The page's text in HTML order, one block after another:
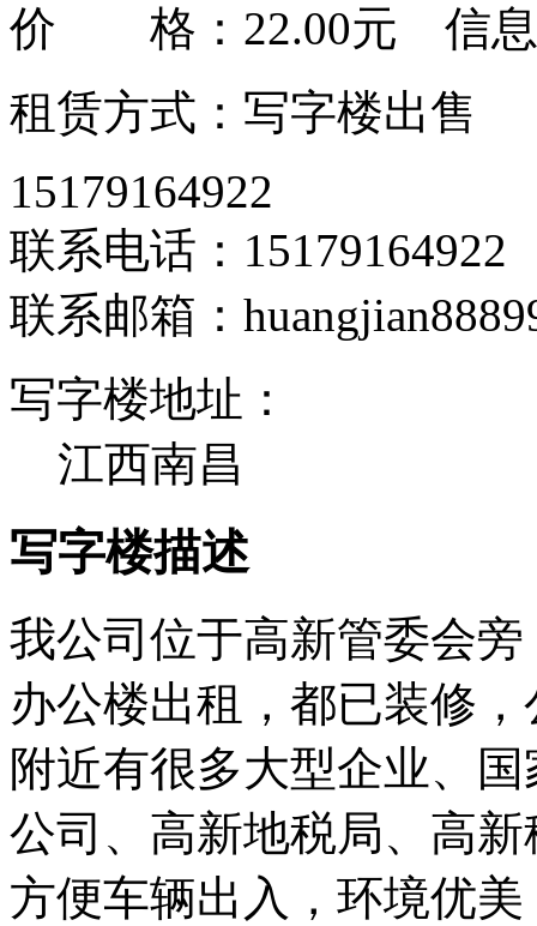
价 格： 22.00元 信息
租赁方式：写字楼出售
15179164922
联系电话：15179164922
联系邮箱：
写字楼地址：
江西南昌
写字楼描述
我公司位于高新管委会
办公楼出租，都已装修
附近有很多大型企业、
公司、高新地税局、高
方便车辆出入，环境优